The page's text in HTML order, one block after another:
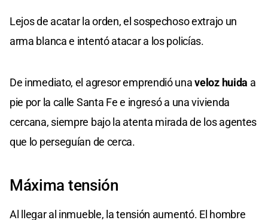
Lejos de acatar la orden, el sospechoso extrajo un
arma blanca e intentó atacar a los policías.
De inmediato, el agresor emprendió unaveloz huida a
pie por la calle Santa Fe e ingresó a una vivienda
cercana, siempre bajo la atenta mirada de los agentes
que lo perseguían de cerca.
Máxima tensión
Al llegar al inmueble, la tensión aumentó. El hombre